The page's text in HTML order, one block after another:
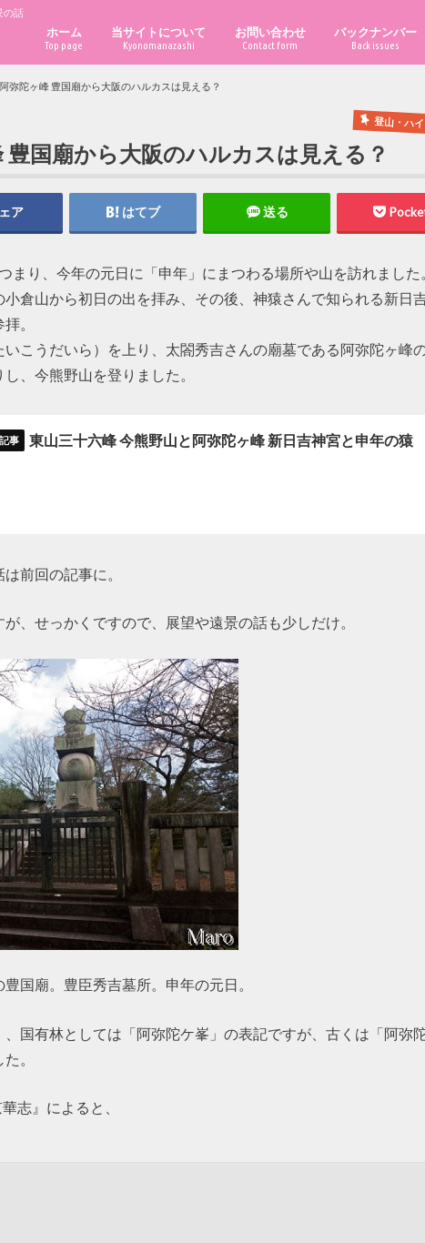
の話
ホーム
Top page
当サイトについて
Kyonomanazashi
お問い合わせ
Contact form
バックナンバー
Back issues
弥陀ヶ峰 豊国廟から大阪のハルカスは見える？
登山・ハ
豊国廟から大阪のハルカスは見える？
ア はてブ 送る
まり、今年の元日に「申年」にまつわる場所や山を訪れました
倉山から初日の出を拝み、その後、神猿さんで知られる新日
。
こうだいら）を上り、太閤秀吉さんの廟墓である阿弥陀ヶ峰
、今熊野山を登りました。
東山三十六峰 今熊野山と阿弥陀ヶ峰 新日吉神宮と申年の猿
前回の記事に。
、せっかくですので、展望や遠景の話も少しだけ。
国廟。豊臣秀吉墓所。申年の元日。
国有林としては「阿弥陀ケ峯」の表記ですが、古くは「阿弥
。
志』によると、